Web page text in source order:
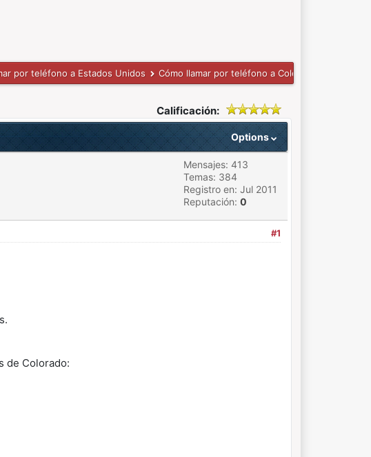
por teléfono a Estados Unidos Cómo llamar por teléfono a Colorado
Calificación:
Options
Mensajes: 413
Temas: 384
Registro en: Jul 2011
Reputación: 0
#1
de Colorado: